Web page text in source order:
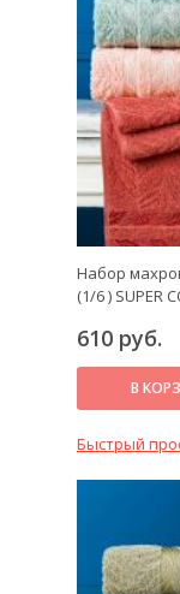
Набор
(1/6 ) SUPER
610 руб.
В
Быстрый